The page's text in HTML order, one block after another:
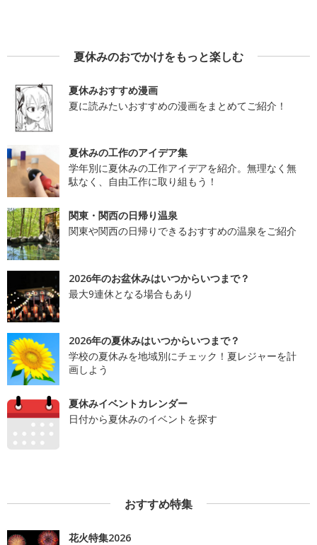
夏休みのおでかけをもっと楽しむ
夏休みおすすめ漫画
夏に読みたいおすすめの漫画をまとめてご紹介！
夏休みの工作のアイデア集
学年別に夏休みの工作アイデアを紹介。無理なく無
駄なく、自由工作に取り組もう！
関東・関西の日帰り温泉
関東や関西の日帰りできるおすすめの温泉をご紹介
2026年のお盆休みはいつからいつまで？
最大9連休となる場合もあり
2026年の夏休みはいつからいつまで？
学校の夏休みを地域別にチェック！夏レジャーを計
画しよう
夏休みイベントカレンダー
日付から夏休みのイベントを探す
おすすめ特集
花火特集2026